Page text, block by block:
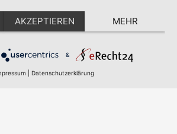
AKZEPTIEREN MEHR
&
Datenschutzerklärung